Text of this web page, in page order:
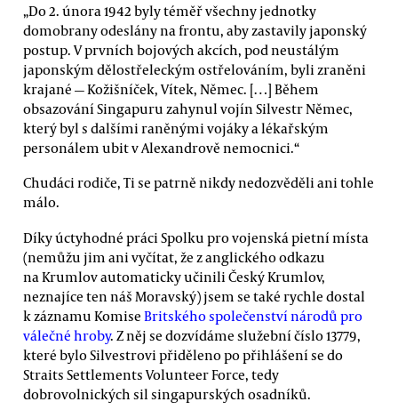
„Do 2. února 1942 byly téměř všechny jednotky
domobrany odeslány na frontu, aby zastavily japonský
postup. V prvních bojových akcích, pod neustálým
japonským dělostřeleckým ostřelováním, byli zraněni
krajané — Kožišníček, Vítek, Němec. […] Během
obsazování Singapuru zahynul vojín Silvestr Němec,
který byl s dalšími raněnými vojáky a lékařským
personálem ubit v Alexandrově nemocnici.“
Chudáci rodiče, Ti se patrně nikdy nedozvěděli ani tohle
málo.
Díky úctyhodné práci Spolku pro vojenská pietní místa
(nemůžu jim ani vyčítat, že z anglického odkazu
na Krumlov automaticky učinili Český Krumlov,
neznajíce ten náš Moravský) jsem se také rychle dostal
k záznamu Komise Britského společenství národů pro
válečné hroby. Z něj se dozvídáme služební číslo 13779,
které bylo Silvestrovi přiděleno po přihlášení se do
Straits Settlements Volunteer Force, tedy
dobrovolnických sil singapurských osadníků.